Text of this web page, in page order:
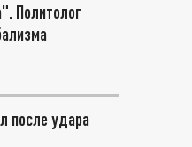
Политолог
после удара